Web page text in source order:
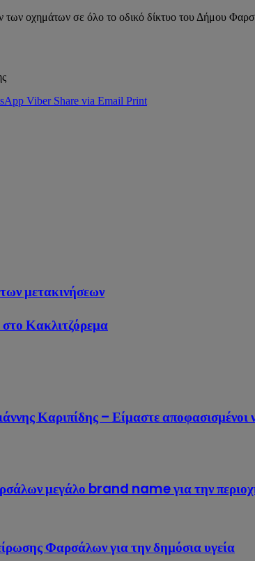
των οχημάτων σε όλο το οδικό δίκτυο του Δήμου
Viber Share via Email Print
μετακινήσεων
Κακλιτζόρεμα
Καριπίδης – Είμαστε
μεγάλο brand name για την
Φαρσάλων για την δημόσια υγεία